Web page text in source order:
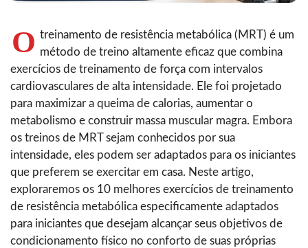
O treinamento de resistência metabólica (MRT) é um
método de treino altamente eficaz que combina
exercícios de treinamento de força com intervalos
cardiovasculares de alta intensidade. Ele foi projetado
para maximizar a queima de calorias, aumentar o
metabolismo e construir massa muscular magra. Embora
os treinos de MRT sejam conhecidos por sua
intensidade, eles podem ser adaptados para os iniciantes
que preferem se exercitar em casa. Neste artigo,
exploraremos os 10 melhores exercícios de treinamento
de resistência metabólica especificamente adaptados
para iniciantes que desejam alcançar seus objetivos de
condicionamento físico no conforto de suas próprias